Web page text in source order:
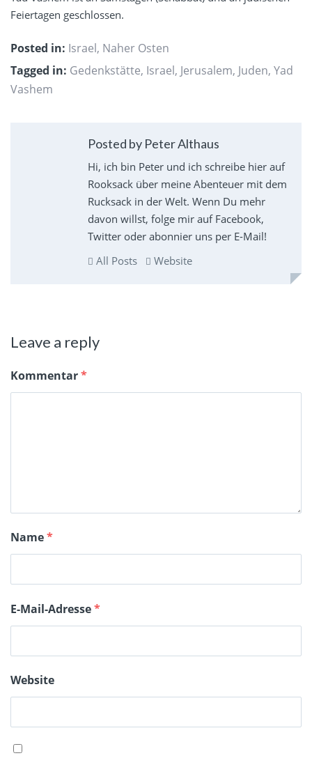
Feiertagen geschlossen.
Posted in: Israel, Naher Osten
Tagged in: Gedenkstätte, Israel, Jerusalem, Juden, Yad
Vashem
Posted by Peter Althaus
Hi, ich bin Peter und ich schreibe hier auf
Rooksack über meine Abenteuer mit dem
Rucksack in der Welt. Wenn Du mehr
davon willst, folge mir auf Facebook,
Twitter oder abonnier uns per E-Mail!
All Posts
Website
Leave a reply
Kommentar*
Name*
E-Mail-Adresse*
Website